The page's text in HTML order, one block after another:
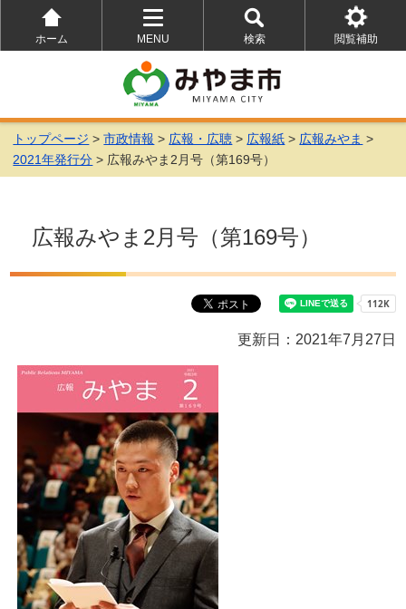
ホーム
MENU
を
開
く
検索
を
開
く
閲覧補助
を
トップページ >市政情報 > 広報・広聴 > 広報紙 > 広報みやま >
2021年発行分 > 広報みやま2月号（第169号）
広報みやま2月号（第169号）
更新日：2021年7月27日